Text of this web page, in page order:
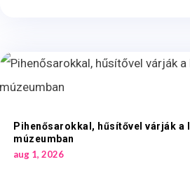
Pihenősarokkal, hűsítővel várják a
múzeumban
aug 1, 2026